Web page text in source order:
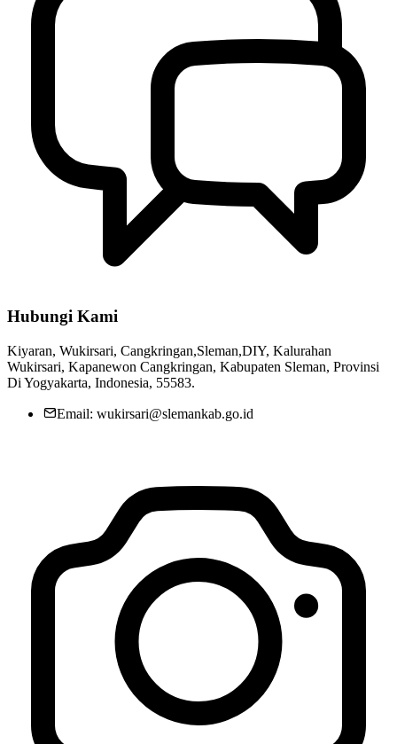
Hubungi Kami
Kiyaran, Wukirsari, Cangkringan,Sleman,DIY, Kalurahan
Wukirsari, Kapanewon Cangkringan, Kabupaten Sleman, Provinsi
Di Yogyakarta, Indonesia, 55583.
Email: wukirsari@slemankab.go.id